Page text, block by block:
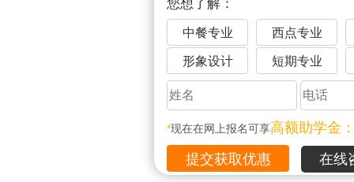
您想了解：
中餐专业 西点专业
形象设计 短期专业
*现在在网上报名可享高额助学金
在线